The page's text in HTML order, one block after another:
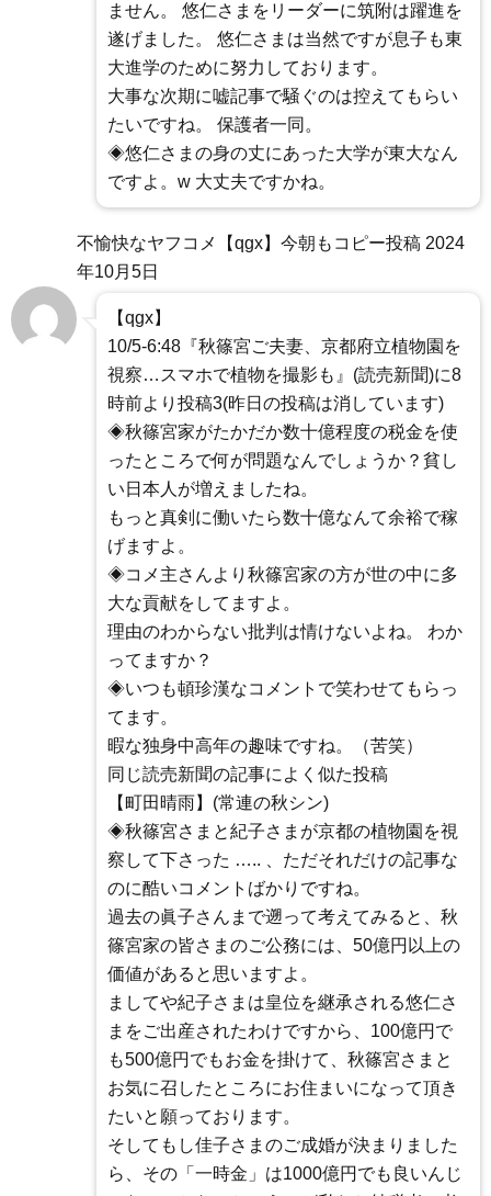
ません。 悠仁さまをリーダーに筑附は躍進を
遂げました。 悠仁さまは当然ですが息子も東
大進学のために努力しております。
大事な次期に嘘記事で騒ぐのは控えてもらい
たいですね。 保護者一同。
◈悠仁さまの身の丈にあった大学が東大なん
ですよ。w 大丈夫ですかね。
不愉快なヤフコメ【qgx】今朝もコピー投稿 2024
年10月5日
【qgx】
10/5-6:48『秋篠宮ご夫妻、京都府立植物園を
視察…スマホで植物を撮影も』(読売新聞)に8
時前より投稿3(昨日の投稿は消しています)
◈秋篠宮家がたかだか数十億程度の税金を使
ったところで何が問題なんでしょうか？貧し
い日本人が増えましたね。
もっと真剣に働いたら数十億なんて余裕で稼
げますよ。
◈コメ主さんより秋篠宮家の方が世の中に多
大な貢献をしてますよ。
理由のわからない批判は情けないよね。 わか
ってますか？
◈いつも頓珍漢なコメントで笑わせてもらっ
てます。
暇な独身中高年の趣味ですね。（苦笑）
同じ読売新聞の記事によく似た投稿
【町田晴雨】(常連の秋シン)
◈秋篠宮さまと紀子さまが京都の植物園を視
察して下さった ….. 、ただそれだけの記事な
のに酷いコメントばかりですね。
過去の眞子さんまで遡って考えてみると、秋
篠宮家の皆さまのご公務には、50億円以上の
価値があると思いますよ。
ましてや紀子さまは皇位を継承される悠仁さ
まをご出産されたわけですから、100億円で
も500億円でもお金を掛けて、秋篠宮さまと
お気に召したところにお住まいになって頂き
たいと願っております。
そしてもし佳子さまのご成婚が決まりました
ら、その「一時金」は1000億円でも良いんじ